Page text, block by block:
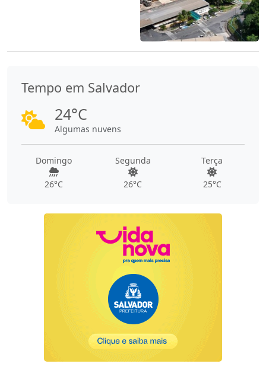
Tempo em Salvador
24°C
Algumas nuvens
Domingo
26°C
Segunda
26°C
Terça
25°C